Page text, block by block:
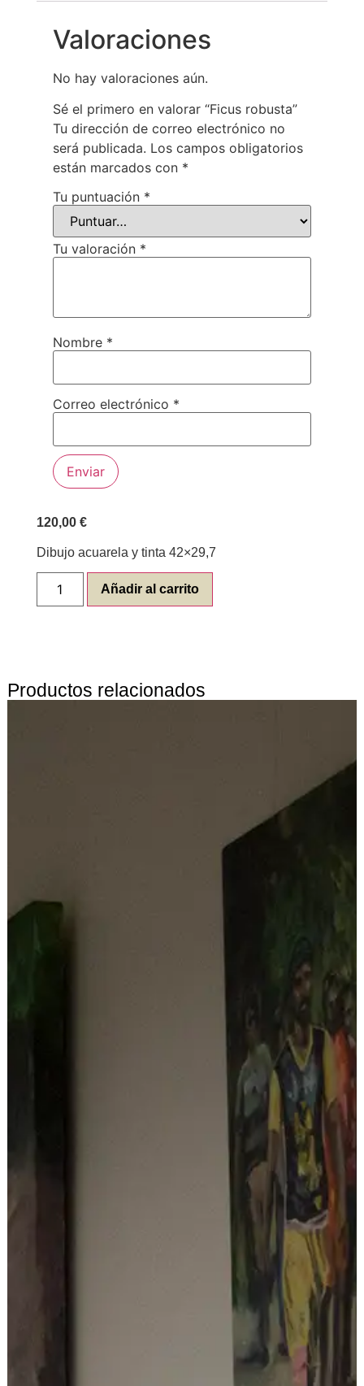
Valoraciones
No hay valoraciones aún.
Sé el primero en valorar “Ficus robusta”
Tu dirección de correo electrónico no
será publicada. Los campos obligatorios
están marcados con *
Tu puntuación *
Tu valoración *
Nombre *
Correo electrónico *
120,00 €
Dibujo acuarela y tinta 42×29,7
Añadir al carrito
Productos relacionados